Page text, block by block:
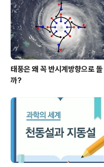
태풍은 왜 꼭 반시계방향으로 돌
까?